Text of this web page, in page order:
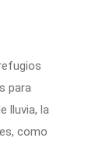
para
lluvia, la
como